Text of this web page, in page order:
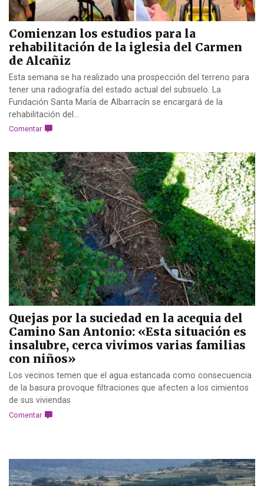
Comienzan los estudios para la
rehabilitación de la iglesia del Carmen
de Alcañiz
Esta semana se ha realizado una prospección del terreno para
tener una radiografía del estado actual del subsuelo. La
Fundación Santa María de Albarracín se encargará de la
rehabilitación del...
Comentar
Quejas por la suciedad en la acequia del
Camino San Antonio: «Esta situación es
insalubre, cerca vivimos varias familias
con niños»
Los vecinos temen que el agua estancada como consecuencia
de la basura provoque filtraciones que afecten a los cimientos
de sus viviendas
Comentar